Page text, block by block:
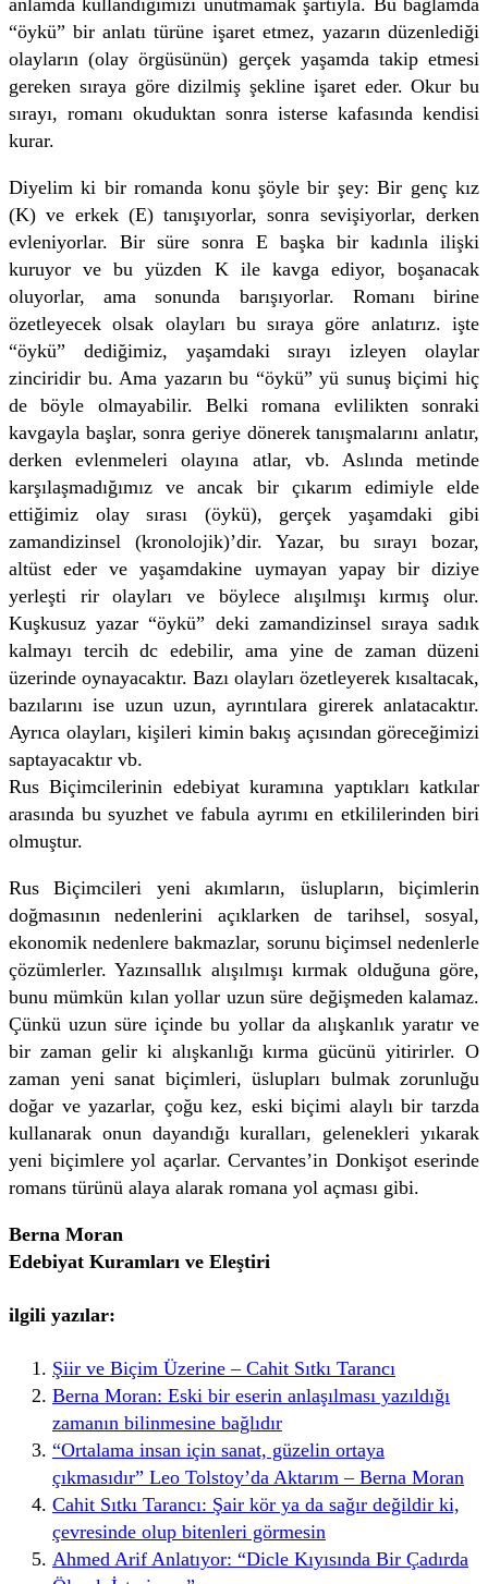
“öykü” bir anlatı türüne işaret etmez, yazarın düzenlediği
olayların (olay örgüsünün) gerçek yaşamda takip etmesi
gereken sıraya göre dizilmiş şekline işaret eder. Okur bu
sırayı, romanı okuduktan sonra isterse kafasında kendisi
kurar.
Diyelim ki bir romanda konu şöyle bir şey: Bir genç kız
(K) ve erkek (E) tanışıyorlar, sonra sevişiyorlar, derken
evleniyorlar. Bir süre sonra E başka bir kadınla ilişki
kuruyor ve bu yüzden K ile kavga ediyor, boşanacak
oluyorlar, ama sonunda barışıyorlar. Romanı birine
özetleyecek olsak olayları bu sıraya göre anlatırız. işte
“öykü” dediğimiz, yaşamdaki sırayı izleyen olaylar
zinciridir bu. Ama yazarın bu “öykü” yü sunuş biçimi hiç
de böyle olmayabilir. Belki romana evlilikten sonraki
kavgayla başlar, sonra geriye dönerek tanışmalarını anlatır,
derken evlenmeleri olayına atlar, vb. Aslında metinde
karşılaşmadığımız ve ancak bir çıkarım edimiyle elde
ettiğimiz olay sırası (öykü), gerçek yaşamdaki gibi
zamandizinsel (kronolojik)’dir. Yazar, bu sırayı bozar,
altüst eder ve yaşamdakine uymayan yapay bir diziye
yerleşti rir olayları ve böylece alışılmışı kırmış olur.
Kuşkusuz yazar “öykü” deki zamandizinsel sıraya sadık
kalmayı tercih dc edebilir, ama yine de zaman düzeni
üzerinde oynayacaktır. Bazı olayları özetleyerek kısaltacak,
bazılarını ise uzun uzun, ayrıntılara girerek anlatacaktır.
Ayrıca olayları, kişileri kimin bakış açısından göreceğimizi
saptayacaktır vb.
Rus Biçimcilerinin edebiyat kuramına yaptıkları katkılar
arasında bu syuzhet ve fabula ayrımı en etkililerinden biri
olmuştur.
Rus Biçimcileri yeni akımların, üslupların, biçimlerin
doğmasının nedenlerini açıklarken de tarihsel, sosyal,
ekonomik nedenlere bakmazlar, sorunu biçimsel nedenlerle
çözümlerler. Yazınsallık alışılmışı kırmak olduğuna göre,
bunu mümkün kılan yollar uzun süre değişmeden kalamaz.
Çünkü uzun süre içinde bu yollar da alışkanlık yaratır ve
bir zaman gelir ki alışkanlığı kırma gücünü yitirirler. O
zaman yeni sanat biçimleri, üslupları bulmak zorunluğu
doğar ve yazarlar, çoğu kez, eski biçimi alaylı bir tarzda
kullanarak onun dayandığı kuralları, gelenekleri yıkarak
yeni biçimlere yol açarlar. Cervantes’in Donkişot eserinde
romans türünü alaya alarak romana yol açması gibi.
Berna Moran
Edebiyat Kuramları ve Eleştiri
ilgili yazılar:
Şiir ve Biçim Üzerine – Cahit Sıtkı Tarancı
Berna Moran: Eski bir eserin anlaşılması yazıldığı
zamanın bilinmesine bağlıdır
“Ortalama insan için sanat, güzelin ortaya
çıkmasıdır” Leo Tolstoy’da Aktarım – Berna Moran
Cahit Sıtkı Tarancı: Şair kör ya da sağır değildir ki,
çevresinde olup bitenleri görmesin
Ahmed Arif Anlatıyor: “Dicle Kıyısında Bir Çadırda